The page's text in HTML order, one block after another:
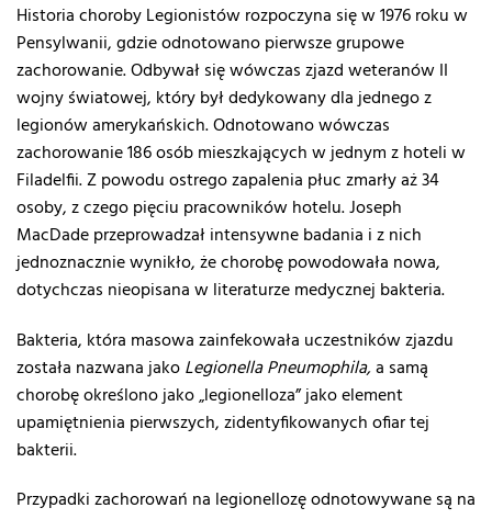
Historia choroby Legionistów rozpoczyna się w 1976 roku w
Pensylwanii, gdzie odnotowano pierwsze grupowe
zachorowanie. Odbywał się wówczas zjazd weteranów II
wojny światowej, który był dedykowany dla jednego z
legionów amerykańskich. Odnotowano wówczas
zachorowanie 186 osób mieszkających w jednym z hoteli w
Filadelfii. Z powodu ostrego zapalenia płuc zmarły aż 34
osoby, z czego pięciu pracowników hotelu. Joseph
MacDade przeprowadzał intensywne badania i z nich
jednoznacznie wynikło, że chorobę powodowała nowa,
dotychczas nieopisana w literaturze medycznej bakteria.
Bakteria, która masowa zainfekowała uczestników zjazdu
została nazwana jakoLegionella Pneumophila,a samą
chorobę określono jako „legionelloza” jako element
upamiętnienia pierwszych, zidentyfikowanych ofiar tej
bakterii.
Przypadki zachorowań na legionellozę odnotowywane są na